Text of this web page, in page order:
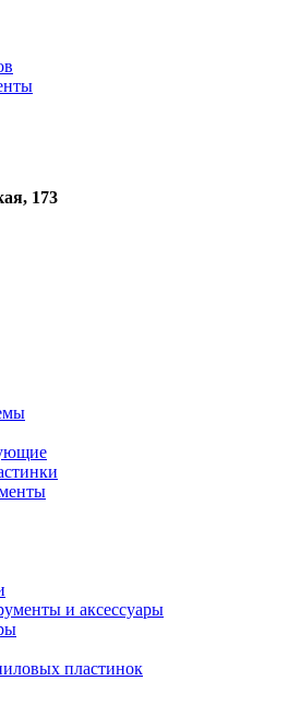
173
и аксессуары
пластинок